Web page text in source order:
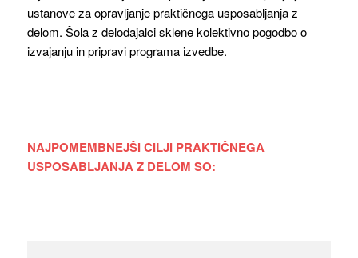
ustanove za opravljanje praktičnega usposabljanja z
delom. Šola z delodajalci sklene kolektivno pogodbo o
izvajanju in pripravi programa izvedbe.
NAJPOMEMBNEJŠI CILJI PRAKTIČNEGA
USPOSABLJANJA Z DELOM SO: